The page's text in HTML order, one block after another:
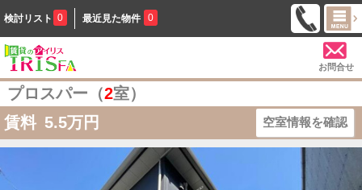
検討リスト 0 最近見た物件 0
お問合せ
プロスパー（2室）
賃料 5.5万円 空室情報を確認